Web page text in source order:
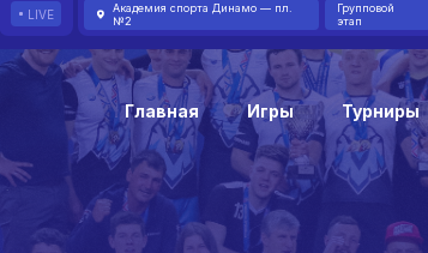
LIVE
Академия спорта Динамо — пл.
№2
Групповой
этап
Главная Игры Турниры